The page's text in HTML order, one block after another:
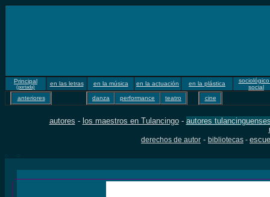
Principal
(portada)
en las letras en la música en la actuación en la plástica
sociológico
social
anteriores
danza performance teatro cine
autores - los maestros en Tulancingo- autores
derechos de autor - bibliotecas -